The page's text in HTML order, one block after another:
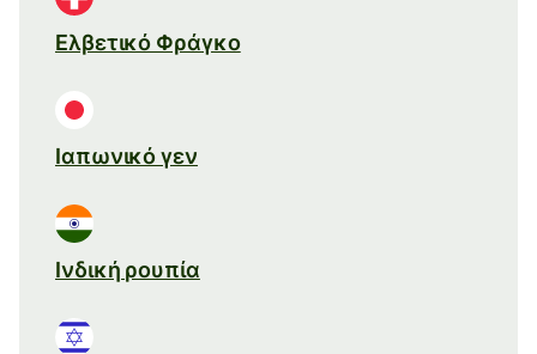
Ελβετικό Φράγκο
Ιαπωνικό γεν
Ινδική ρουπία